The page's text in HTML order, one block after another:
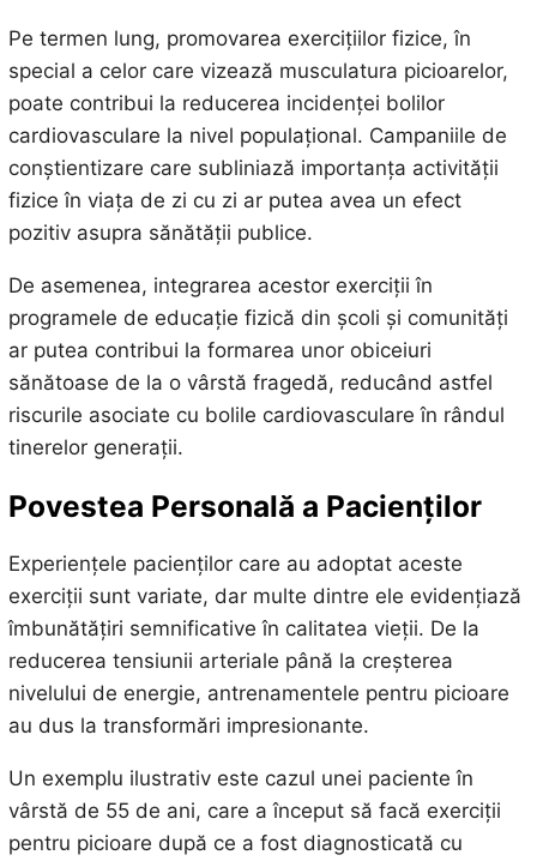
Pe termen lung, promovarea exercițiilor fizice, în
special a celor care vizează musculatura picioarelor,
poate contribui la reducerea incidenței bolilor
cardiovasculare la nivel populațional. Campaniile de
conștientizare care subliniază importanța activității
fizice în viața de zi cu zi ar putea avea un efect
pozitiv asupra sănătății publice.
De asemenea, integrarea acestor exerciții în
programele de educație fizică din școli și comunități
ar putea contribui la formarea unor obiceiuri
sănătoase de la o vârstă fragedă, reducând astfel
riscurile asociate cu bolile cardiovasculare în rândul
tinerelor generații.
Povestea Personală a Pacienților
Experiențele pacienților care au adoptat aceste
exerciții sunt variate, dar multe dintre ele evidențiază
îmbunătățiri semnificative în calitatea vieții. De la
reducerea tensiunii arteriale până la creșterea
nivelului de energie, antrenamentele pentru picioare
au dus la transformări impresionante.
Un exemplu ilustrativ este cazul unei paciente în
vârstă de 55 de ani, care a început să facă exerciții
pentru picioare după ce a fost diagnosticată cu